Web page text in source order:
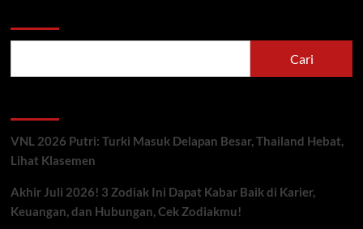
Cari
VNL 2026 Putri: Turki Masuk Delapan Besar, Thailand Hebat,
Lihat Klasemen
Akhir Juli 2026! 3 Zodiak Ini Dapat Kabar Baik di Karier,
Keuangan, dan Hubungan, Cek Zodiakmu!